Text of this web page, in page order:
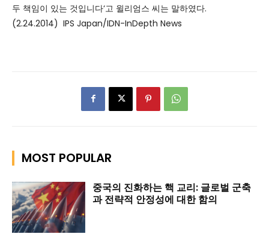
두 책임이 있는 것입니다‘고 윌리엄스 씨는 말하였다.
(2.24.2014) IPS Japan/IDN-InDepth News
MOST POPULAR
중국의 진화하는 핵 교리: 글로벌 군축
과 전략적 안정성에 대한 함의